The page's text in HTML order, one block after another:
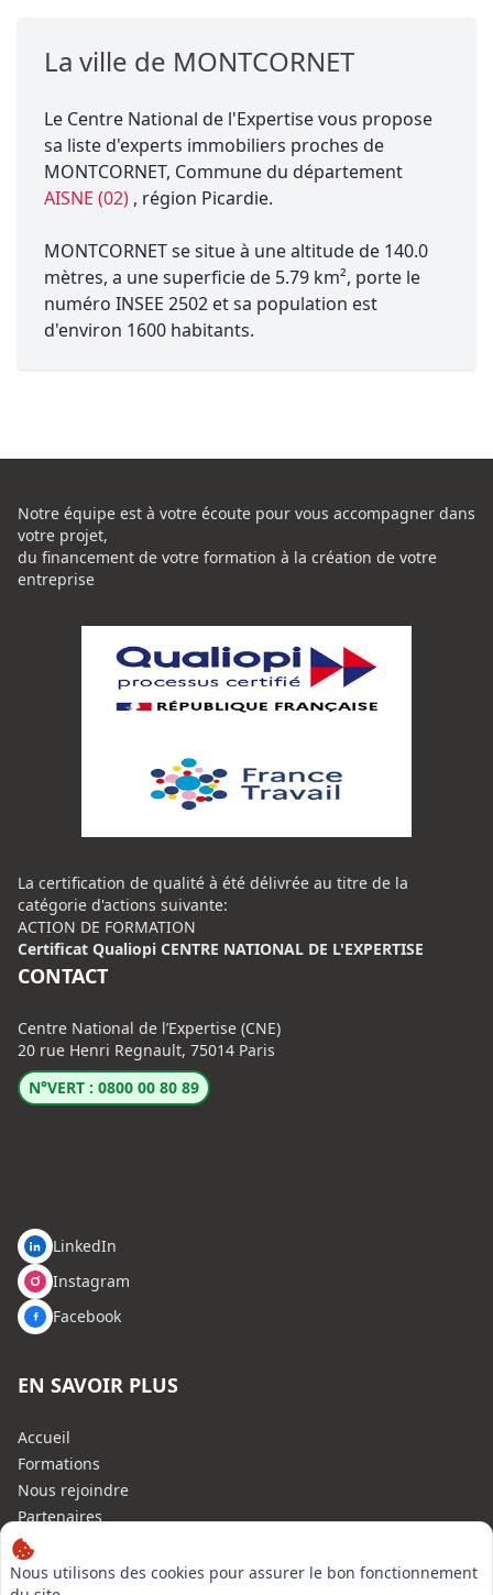
La ville de MONTCORNET
Le Centre National de l'Expertise vous propose
sa liste d'experts immobiliers proches de
MONTCORNET, Commune du département
AISNE (02) , région Picardie.
MONTCORNET se situe à une altitude de 140.0
mètres, a une superficie de 5.79 km², porte le
numéro INSEE 2502 et sa population est
d'environ 1600 habitants.
Nous utilisons des cookies pour assurer le bon fonctionnement
Notre équipe est à votre écoute pour vous accompagner dans
votre projet,
du financement de votre formation à la création de votre
entreprise
La certification de qualité à été délivrée au titre de la
catégorie d'actions suivante:
ACTION DE FORMATION
Certificat Qualiopi CENTRE NATIONAL DE L'EXPERTISE
CONTACT
Centre National de l’Expertise (CNE)
20 rue Henri Regnault, 75014 Paris
N°VERT : 0800 00 80 89
LinkedIn
Instagram
Facebook
EN SAVOIR PLUS
Accueil
Formations
Nous rejoindre
Partenaires
Autres missions
Le C.N.E.